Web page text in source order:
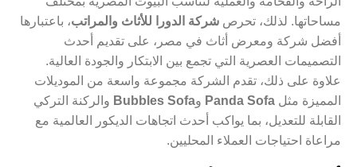
مساحاتها. لذلك، تحرص شركة الدورا للأثاث والمراتب، باعتبارها
أفضل شركة ومعرض أثاث في مصر، على تقديم أحدث
التصميمات العصرية التي تجمع بين الابتكار والجودة العالية.
علاوة على ذلك، تقدم الشركة مجموعة واسعة من الموديلات
المميزة مثل Panda Sofa وBubbles Sofa والركنة التركي
القابلة للتعديل، بما يواكب أحدث اتجاهات الديكور العالمية مع
مراعاة احتياجات العملاء المحليين.